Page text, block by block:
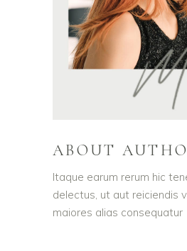
ABOUT
Itaque earum rerum hic
delectus, ut aut reiciendis
maiores alias consequatur